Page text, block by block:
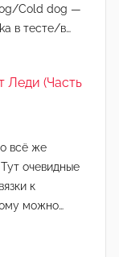
Cold dog —
в тесте/в…
Леди (Часть
всё же
очевидные
к
можно…